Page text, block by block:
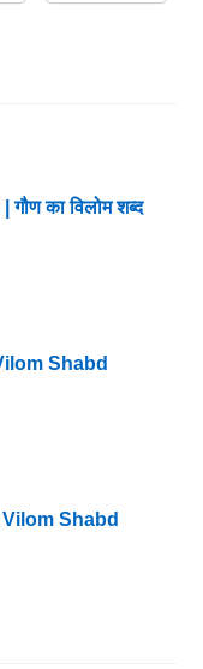
का विलोम शब्द
Shabd
Vilom Shabd